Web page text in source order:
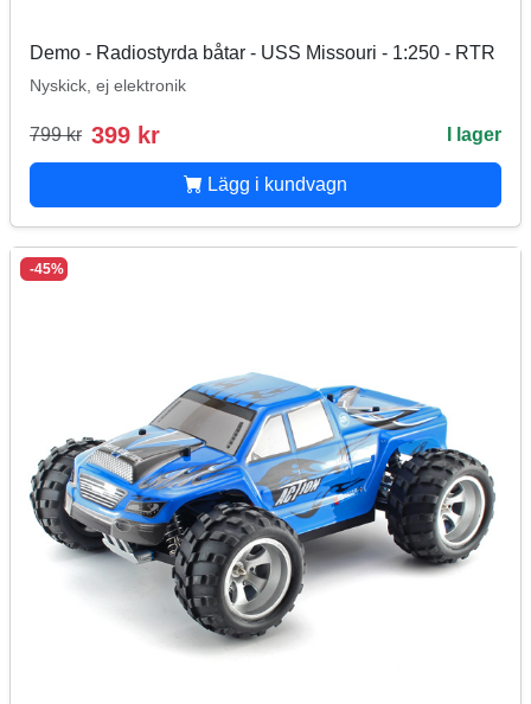
Demo - Radiostyrda båtar - USS Missouri - 1:250 - RTR
Nyskick, ej elektronik
799 kr 399 kr I lager
Lägg i kundvagn
-45%